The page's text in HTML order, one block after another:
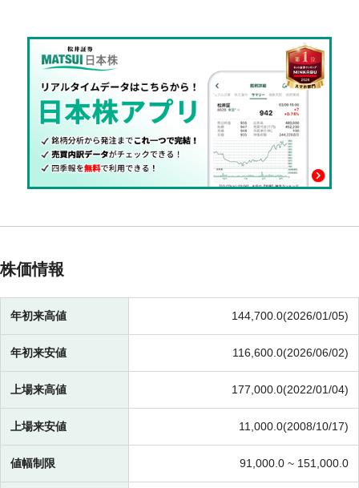
株価情報
年初来高値 144,700.0(2026/01/05)
年初来安値 116,600.0(2026/06/02)
上場来高値 177,000.0(2022/01/04)
上場来安値 11,000.0(2008/10/17)
値幅制限 91,000.0 ~ 151,000.0